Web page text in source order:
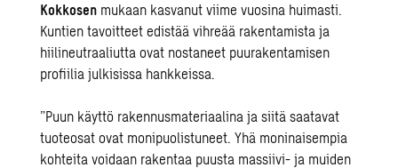
Kokkosen mukaan kasvanut viime vuosina huimasti.
Kuntien tavoitteetedistää vihreää rakentamista ja
hiilineutraaliutta ovat nostaneet puurakentamisen
profiilia julkisissa hankkeissa.
”Puun käyttö rakennusmateriaalina ja siitä saatavat
tuoteosat ovat monipuolistuneet. Yhä moninaisempia
kohteita voidaan rakentaa puusta massiivi- ja muiden